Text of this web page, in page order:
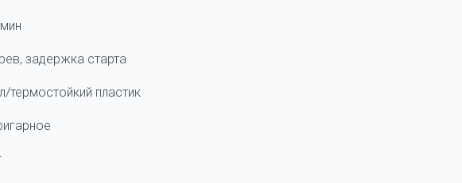
задержка старта
термостойкий пластик